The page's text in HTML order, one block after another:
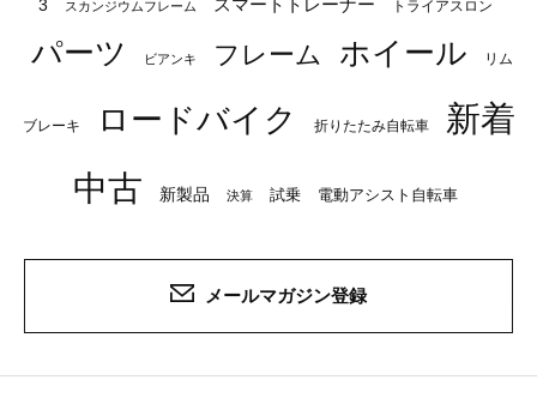
3
スカンジウムフレーム スマートトレーナー トライアスロン
パーツ ビアンキ フレーム ホイール リム
ブレーキ ロードバイク 折りたたみ自転車
新着
中古
新製品 決算 試乗 電動アシスト自転車
メールマガジン登録